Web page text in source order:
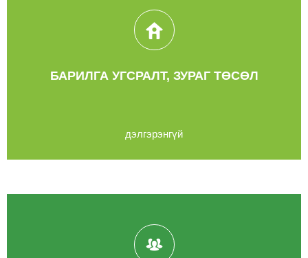
БАРИЛГА УГСРАЛТ, ЗУРАГ ТӨСӨЛ
дэлгэрэнгүй